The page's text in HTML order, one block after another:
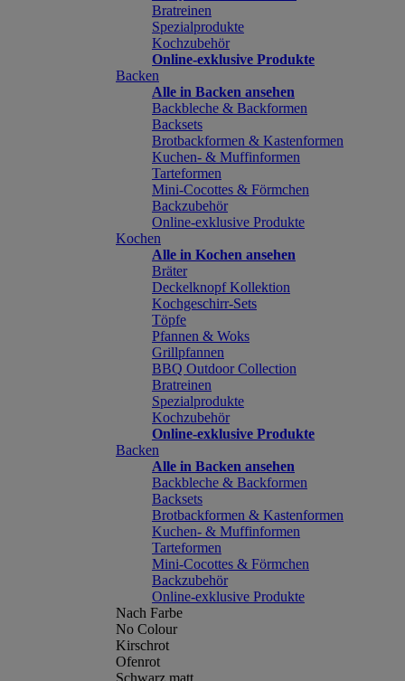
Bratreinen
Spezialprodukte
Kochzubehör
Online-exklusive Produkte
Backen
Alle in Backen ansehen
Backbleche & Backformen
Backsets
Brotbackformen & Kastenformen
Kuchen- & Muffinformen
Tarteformen
Mini-Cocottes & Förmchen
Backzubehör
Online-exklusive Produkte
Kochen
Alle in Kochen ansehen
Bräter
Deckelknopf Kollektion
Kochgeschirr-Sets
Töpfe
Pfannen & Woks
Grillpfannen
BBQ Outdoor Collection
Bratreinen
Spezialprodukte
Kochzubehör
Online-exklusive Produkte
Backen
Alle in Backen ansehen
Backbleche & Backformen
Backsets
Brotbackformen & Kastenformen
Kuchen- & Muffinformen
Tarteformen
Mini-Cocottes & Förmchen
Backzubehör
Online-exklusive Produkte
Nach Farbe
No Colour
Kirschrot
Ofenrot
Schwarz matt